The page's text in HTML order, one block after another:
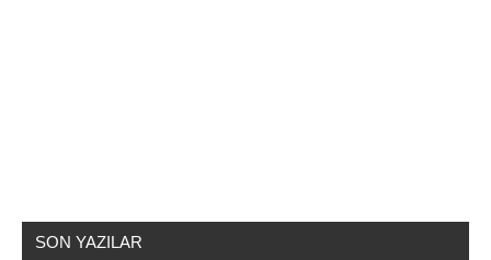
SON YAZILAR